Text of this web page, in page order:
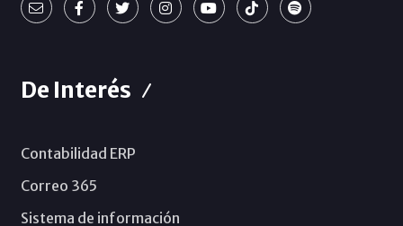
De Interés
Contabilidad ERP
Correo 365
Sistema de información